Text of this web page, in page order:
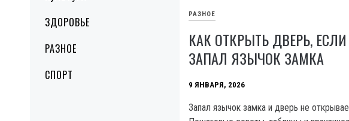
ЗДОРОВЬЕ
РАЗНОЕ
СПОРТ
РАЗНОЕ
КАК ОТКРЫТЬ ДВЕРЬ, ЕСЛИ
ЗАПАЛ ЯЗЫЧОК ЗАМКА
9 ЯНВАРЯ, 2026
Запал язычок замка и дверь не